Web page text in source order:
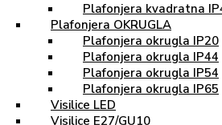
Plafonjera kvadratna
Plafonjera OKRUGLA
Plafonjera okrugla IP20
Plafonjera okrugla IP44
Plafonjera okrugla IP54
Plafonjera okrugla IP65
Visilice LED
Visilice E27/GU10